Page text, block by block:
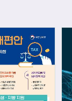
속에서 얻는
으로 축적됩